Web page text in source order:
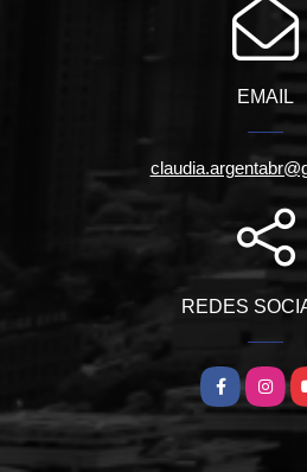
EMAIL
REDES
Facebook